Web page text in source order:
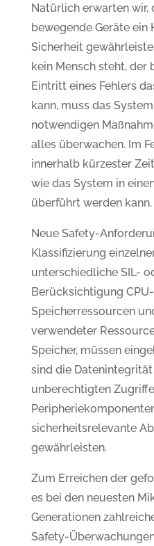
Natürlich erwarten wir,
bewegende Geräte ein
Sicherheit
kein Mensch steht,
Eintritt eines Fehlers
kann, muss das
notwendigen
alles überwachen. Im
innerhalb kürzester
wie das System in
überführt werden kann.
Neue Safety-
Klassifizierung
unterschiedliche SIL-
Berücksichtigung
Speicherressourcen
verwendeter
Speicher, müssen
sind die
unberechtigten
sicherheitsrelevante
gewährleisten.
Zum Erreichen der
es bei den neuesten
Generationen
Safety-